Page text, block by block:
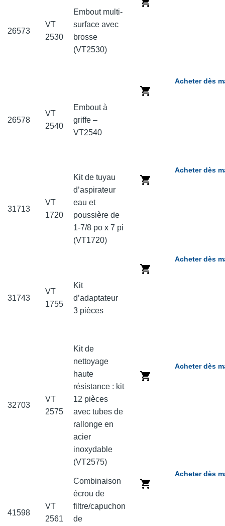
26573
VT
2530
Embout multi-
surface avec
brosse
(VT2530)
26578
VT
2540
Embout à
griffe –
VT2540
Acheter dès
31713
VT
1720
Kit de tuyau
d’aspirateur
eau et
poussière de
1-7/8 po x 7 pi
(VT1720)
Acheter dès
31743
VT
1755
Kit
d’adaptateur
3 pièces
Acheter dès
32703
VT
2575
Kit de
nettoyage
haute
résistance : kit
12 pièces
avec tubes de
rallonge en
acier
inoxydable
(VT2575)
Acheter dès
41598
VT
2561
Combinaison
écrou de
filtre/capuchon
de
Acheter dès